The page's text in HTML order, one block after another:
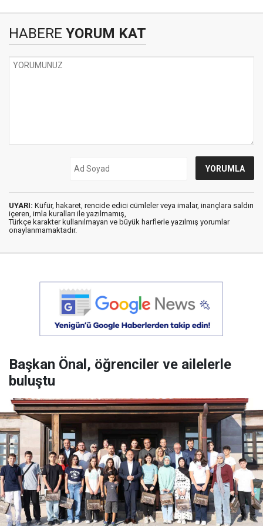
HABERE YORUM KAT
UYARI: Küfür, hakaret, rencide edici cümleler veya imalar, inançlara saldırı
içeren, imla kuralları ile yazılmamış,
Türkçe karakter kullanılmayan ve büyük harflerle yazılmış yorumlar
onaylanmamaktadır.
Başkan Önal, öğrenciler ve ailelerle
buluştu